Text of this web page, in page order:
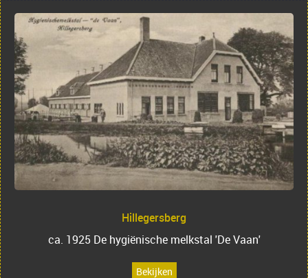
Hillegersberg
ca. 1925 De hygiënische melkstal 'De Vaan'
Bekijken